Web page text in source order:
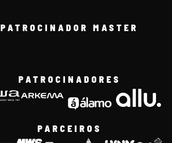
PATROCINADOR MASTER
PATROCINADORES
PARCEIROS